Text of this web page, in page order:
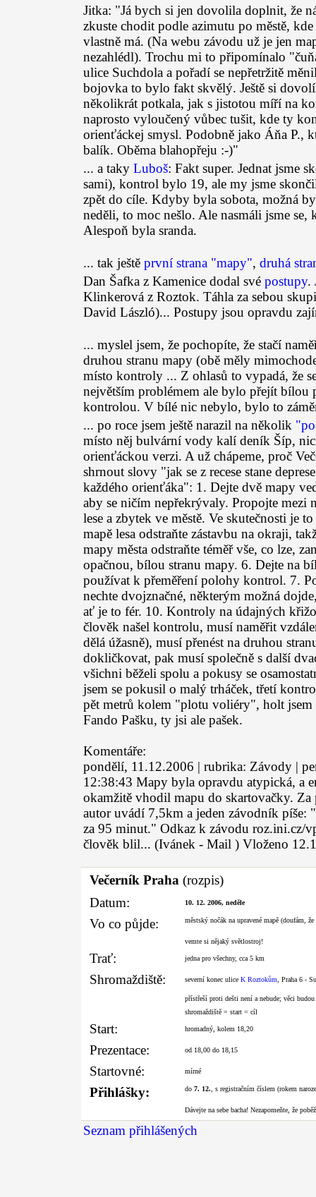
Jitka: "Já bych si jen dovolila doplnit, že
zkuste chodit podle azimutu po městě,
vlastně má. (Na webu závodu už je jen
nezahlédl). Trochu mi to připomínalo
ulice Suchdola a pořadí se nepřetržitě
bojovka to bylo fakt skvělý. Ještě si
několikrát potkala, jak s jistotou míří na
naprosto vyloučený vůbec tušit, kde ty
orienťáckej smysl. Podobně jako Áňa P.,
balík. Oběma blahopřeju :-)"
... a taky Luboš: Fakt super. Jednat jsme
sami), kontrol bylo 19, ale my jsme
zpět do cíle. Kdyby byla sobota, možná
neděli, to moc nešlo. Ale nasmáli jsme
Alespoň byla sranda.
... tak ještě první strana "mapy", druhá
Dan Šafka z Kamenice dodal své postupy.
Klinkerová z Roztok. Táhla za sebou
David László)... Postupy jsou opravdu
... myslel jsem, že pochopíte, že stačí
druhou stranu mapy (obě měly
místo kontroly ... Z ohlasů to vypadá, že
největším problémem ale bylo přejít bílou
kontrolou. V bílé nic nebylo, bylo to
... po roce jsem ještě narazil na několik
místo něj bulvární vody kalí deník Šíp,
orienťáckou verzi. A už chápeme, proč
shrnout slovy "jak se z recese stane
každého orienťáka": 1. Dejte dvě mapy
aby se ničím nepřekrývaly. Propojte
lese a zbytek ve městě. Ve skutečnosti je
mapě lesa odstraňte zástavbu na okraji,
mapy města odstraňte téměř vše, co lze,
opačnou, bílou stranu mapy. 6. Dejte na
používat k přeměření polohy kontrol. 7.
nechte dvojznačné, některým možná
ať je to fér. 10. Kontroly na údajných
člověk našel kontrolu, musí naměřit
dělá úžasně), musí přenést na druhou
dokličkovat, pak musí společně s další
všichni běželi spolu a pokusy se
jsem se pokusil o malý trháček, třetí
pět metrů kolem "plotu voliéry", holt jsem
Fando Pašku, ty jsi ale pašek.
Komentáře:
pondělí, 11.12.2006 | rubrika: Závody |
12:38:43 Mapy byla opravdu atypická, a
okamžitě vhodil mapu do skartovačky.
autor uvádí 7,5km a jeden závodník píše:
za 95 minut." Odkaz k závodu roz.ini.cz/
člověk blil... (Ivánek - Mail ) Vloženo
Večerník Praha (rozpis)
Datum:
10. 12. 2006, neděle
Vo co půjde: městský nočák na upravené mapě (doufám,
vemte si nějaký světlostroj!
Trať: jedna pro všechny, cca 5 km
Shromaždiště: severní konec ulice K Roztokům , Praha 6 -
přístřeší proti dešti není a nebude; věci
shromaždiště = start = cíl
Start: hromadný, kolem 18,20
Prezentace: od 18,00 do 18,15
Startovné: mírné
Přihlášky: do 7. 12. , s registračním číslem (rokem
Dávejte na sebe bacha! Nezapomeňte, že
Seznam přihlášených